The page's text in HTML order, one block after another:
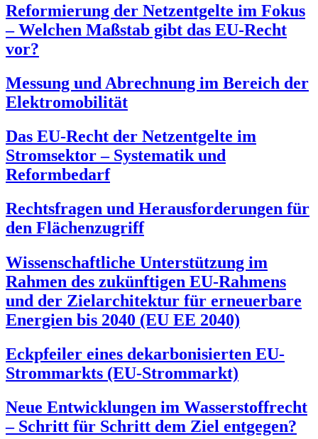
Reformierung der Netzentgelte im Fokus
– Welchen Maßstab gibt das EU-Recht
vor?
Messung und Abrechnung im Bereich der
Elektromobilität
Das EU-Recht der Netzentgelte im
Stromsektor – Systematik und
Reformbedarf
Rechtsfragen und Herausforderungen für
den Flächenzugriff
Wissenschaftliche Unterstützung im
Rahmen des zukünftigen EU-Rahmens
und der Zielarchitektur für erneuerbare
Energien bis 2040 (EU EE 2040)
Eckpfeiler eines dekarbonisierten EU-
Strommarkts (EU-Strommarkt)
Neue Entwicklungen im Wasserstoffrecht
– Schritt für Schritt dem Ziel entgegen?